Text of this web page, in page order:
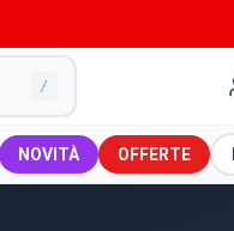
/
NOVITÀ OFFERTE